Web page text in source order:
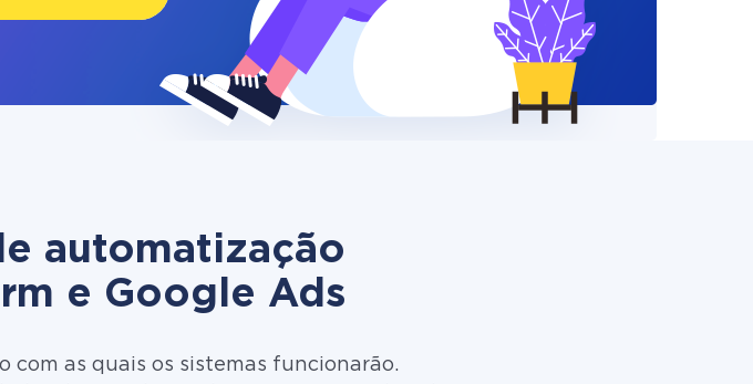
automatização
e Google Ads
com as quais os sistemas funcionarão.